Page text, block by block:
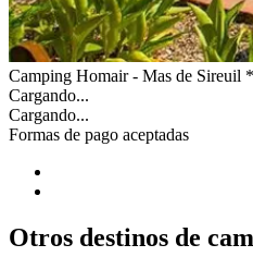
Camping Homair - Mas de Sireuil
Cargando...
Cargando...
Formas de pago aceptadas
Otros destinos de